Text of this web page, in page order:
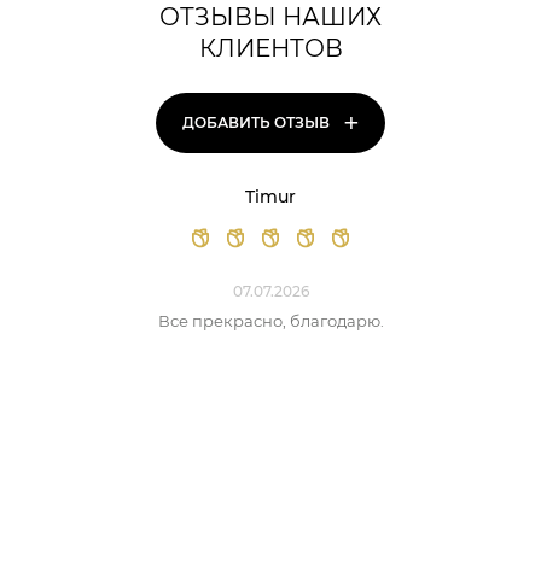
ОТЗЫВЫ НАШИХ
КЛИЕНТОВ
ДОБАВИТЬ ОТЗЫВ +
Timur
07.07.2026
Все прекрасно, благодарю.